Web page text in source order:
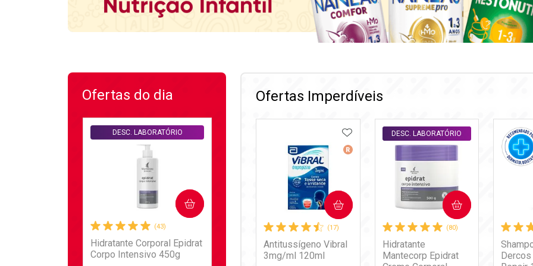
Ofertas do dia
(43)
Hidratante Corporal Epidrat
Corpo Intensivo 450g
DESC. LABORATÓRIO
COMPRAR
Ofertas Imperdíveis
(17)
Antitussígeno Vibral
3mg/ml 120ml
Medicamento De Referência
ADICIONAR AOS FAVORITOS
COMPRAR
(80)
Hidratante
Mantecorp Epidrat
DESC. LABORATÓRIO
DESC. LABORATÓRIO
COMPRAR